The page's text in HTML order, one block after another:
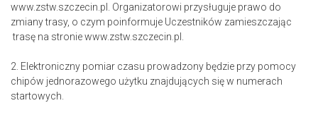
www.zstw.szczecin.pl. Organizatorowi przysługuje prawo do
zmiany trasy, o czym poinformuje Uczestników zamieszczając
trasę na stronie www.zstw.szczecin.pl.
2. Elektroniczny pomiar czasu prowadzony będzie przy pomocy
chipów jednorazowego użytku znajdujących się w numerach
startowych.